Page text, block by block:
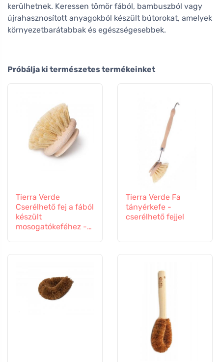
kerülhetnek. Keressen tömör fából, bambuszból vagy
újrahasznosított anyagokból készült bútorokat, amelyek
környezetbarátabbak és egészségesebbek.
Próbálja ki természetes termékeinket
Tierra Verde
Cserélhető fej a fából
készült
mosogatókeféhez -
Tierra Verde Fa
tányérkefe -
cserélhető fejjel